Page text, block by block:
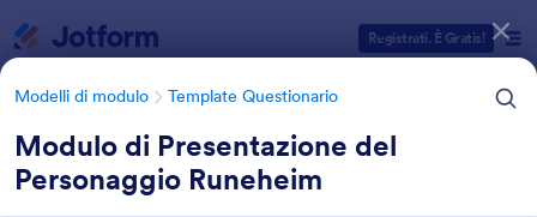
Registrati. È Gratis!
Modelli di modulo Template Questionario
Modulo di Presentazione del
Personaggio Runeheim
Categorie Template Moduli